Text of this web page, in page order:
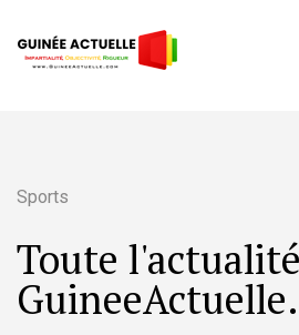
Sports
Toute